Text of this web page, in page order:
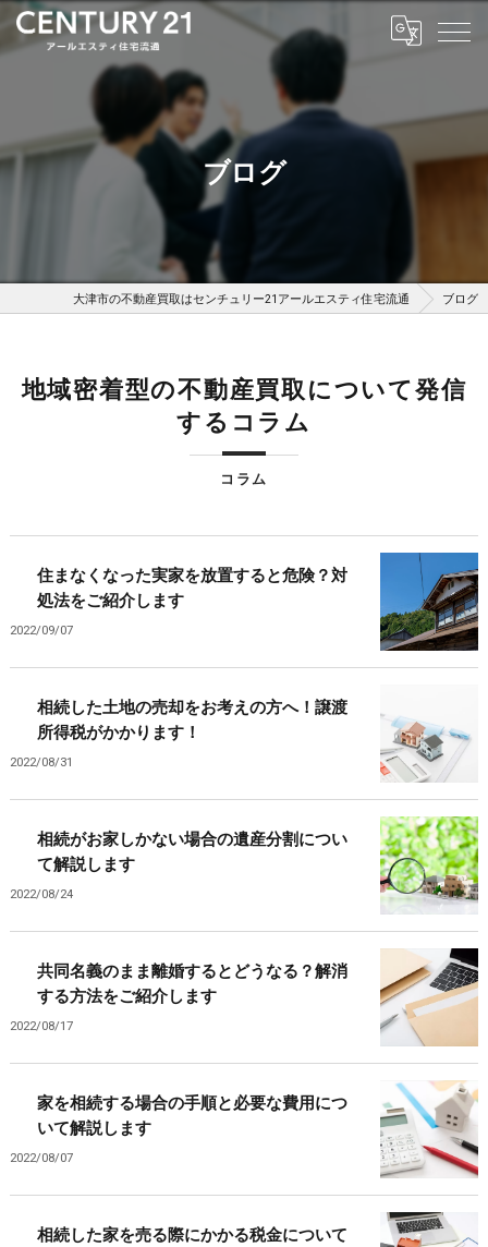
ブログ
大津市の不動産買取はセンチュリー21アールエスティ住宅流通 ブログ
地域密着型の不動産買取について発信
するコラム
コラム
住まなくなった実家を放置すると危険？対
処法をご紹介します
2022/09/07
相続した土地の売却をお考えの方へ！譲渡
所得税がかかります！
2022/08/31
相続がお家しかない場合の遺産分割につい
て解説します
2022/08/24
共同名義のまま離婚するとどうなる？解消
する方法をご紹介します
2022/08/17
家を相続する場合の手順と必要な費用につ
いて解説します
2022/08/07
相続した家を売る際にかかる税金について